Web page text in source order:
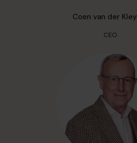
Coen van der Kley
CEO